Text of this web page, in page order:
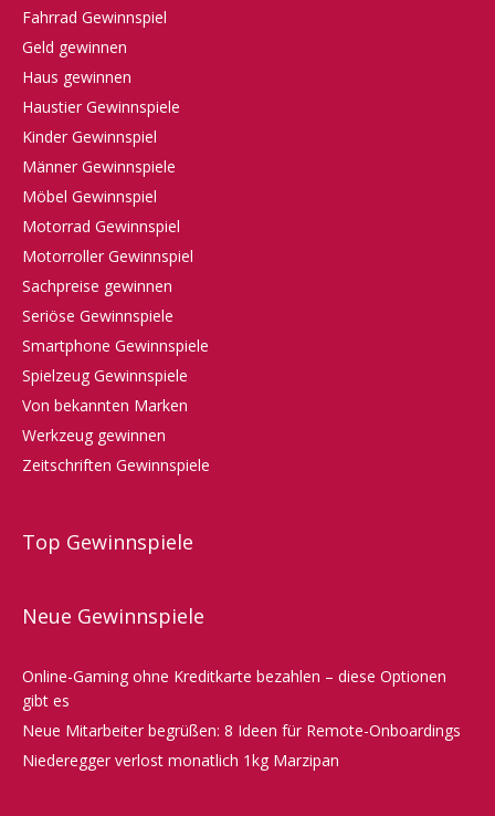
Fahrrad Gewinnspiel
Geld gewinnen
Haus gewinnen
Haustier Gewinnspiele
Kinder Gewinnspiel
Männer Gewinnspiele
Möbel Gewinnspiel
Motorrad Gewinnspiel
Motorroller Gewinnspiel
Sachpreise gewinnen
Seriöse Gewinnspiele
Smartphone Gewinnspiele
Spielzeug Gewinnspiele
Von bekannten Marken
Werkzeug gewinnen
Zeitschriften Gewinnspiele
Top Gewinnspiele
Neue Gewinnspiele
Online-Gaming ohne Kreditkarte bezahlen – diese Optionen
gibt es
Neue Mitarbeiter begrüßen: 8 Ideen für Remote-Onboardings
Niederegger verlost monatlich 1kg Marzipan